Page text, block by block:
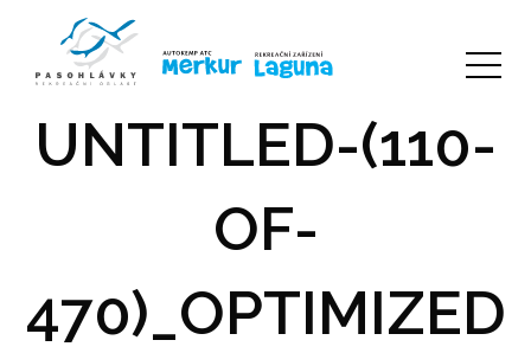
UNTITLED-(110-
OF-
470)_OPTIMIZED